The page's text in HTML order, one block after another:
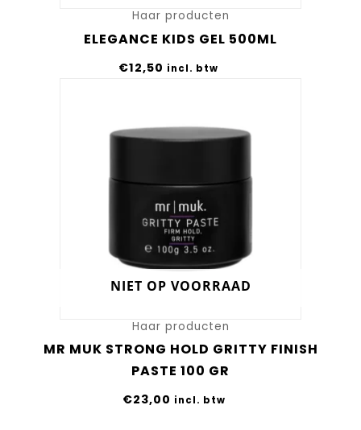
Haar producten
ELEGANCE KIDS GEL 500ML
€12,50 incl. btw
NIET OP VOORRAAD
Haar producten
MR MUK STRONG HOLD GRITTY FINISH
PASTE 100 GR
€23,00 incl. btw